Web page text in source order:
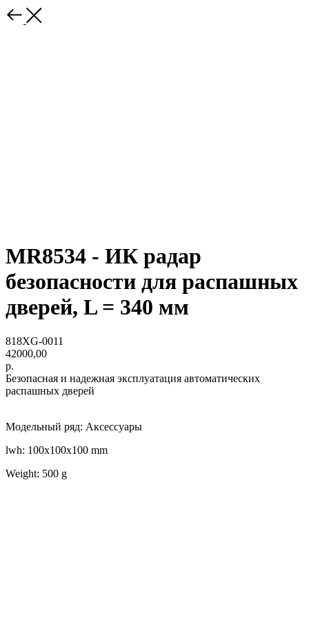
MR8534 - ИК радар
безопасности для распашных
дверей, L = 340 мм
818XG-0011
42000,00
р.
Безопасная и надежная эксплуатация автоматических
распашных дверей
Модельный ряд: Аксессуары
lwh: 100x100x100 mm
Weight: 500 g